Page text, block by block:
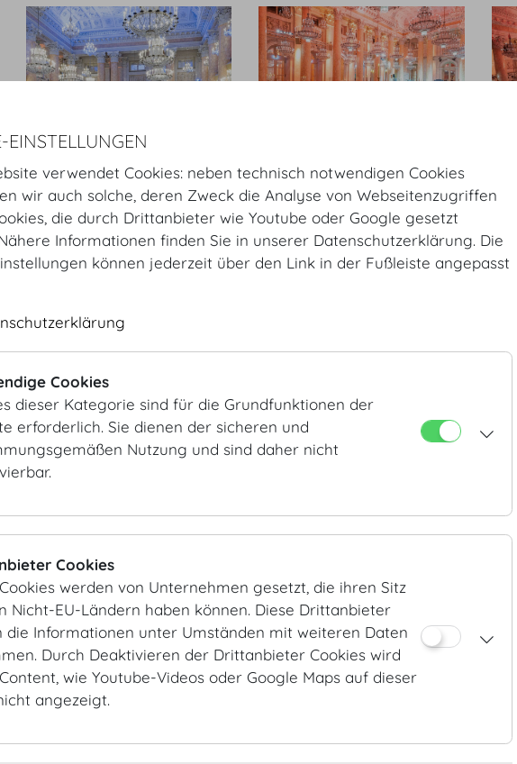
Zeremoniensaal Zeremoniensaal
Zeremoniensaal
Zeremoniensaal Bankett
EINSTELLUNGEN
verwendet Cookies: neben technisch notwendigen Cookies
wir auch solche, deren Zweck die Analyse von Webseitenzugriffen
die durch Drittanbieter wie Youtube oder Google gesetzt
Informationen finden Sie in unserer Datenschutzerklärung. Die
können jederzeit über den Link in der Fußleiste angepasst
Cookies
dieser Kategorie sind für die Grundfunktionen der
erforderlich. Sie dienen der sicheren und
Nutzung und sind daher nicht
Cookies
werden von Unternehmen gesetzt, die ihren Sitz
Nicht-EU-Ländern haben können. Diese Drittanbieter
die Informationen unter Umständen mit weiteren Daten
Durch Deaktivieren der Drittanbieter Cookies wird
wie Youtube-Videos oder Google Maps auf dieser
angezeigt.